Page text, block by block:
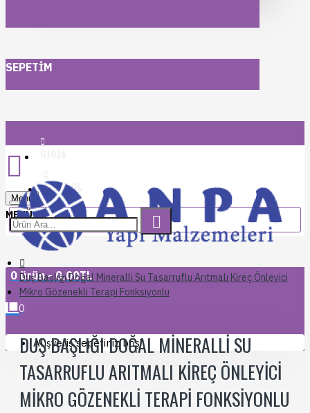
SEPETIM
KAYIT OL
SEPETIME GIT
Menu
0 ürün - 0,00TL
0
Alışveriş sepetiniz boş!
Duş Başlığı Doğal Mineralli Su Tasarruflu Arıtmalı Kireç Önleyici
Mikro Gözenekli Terapi Fonksiyonlu
DUŞ BAŞLIĞI DOĞAL MINERALLI SU
TASARRUFLU ARITMALI KIREÇ ÖNLEYICI
MIKRO GÖZENEKLI TERAPI FONKSIYONLU